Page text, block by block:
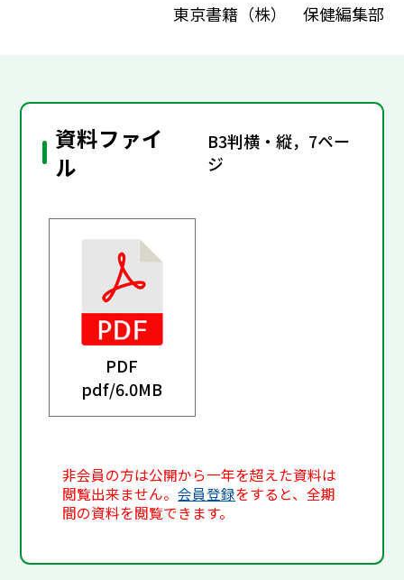
東京書籍（株） 保健編集部
資料ファイ
ル
B3判横・縦，7ペー
ジ
PDF
pdf/6.0MB
非会員の方は公開から一年を超えた資料は
閲覧出来ません。会員登録をすると、全期
間の資料を閲覧できます。